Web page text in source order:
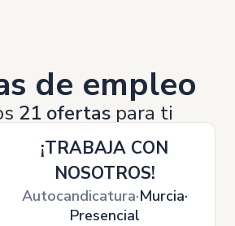
de empleo
21 ofertaspara ti
¡TRABAJA CON
NOSOTROS!
Autocandicatura Murcia
Presencial